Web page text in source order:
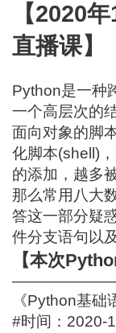
【2020
直播课】
Python是一种
一个高层次的
面向对象的脚
化脚本(shell)
的添加，越多
那么常用八大
答这一部分疑
件分支语句以
【本次
《Python基础
#时间：2020-